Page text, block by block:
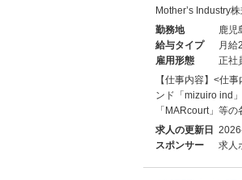
Mother’s Industry
勤務地
鹿児
給与タイプ
月給
雇用形態
正社
【仕事内容】<仕
ンド「mizuiro ind
「MARcourt」等
求人の更新日
スポンサー
求人